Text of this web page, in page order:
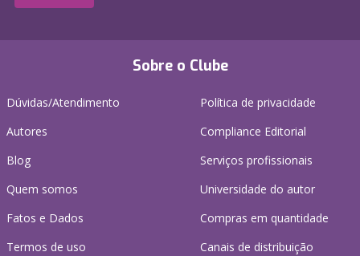
Sobre o Clube
Dúvidas/Atendimento
Autores
Blog
Quem somos
Fatos e Dados
Termos de uso
Política de privacidade
Compliance Editorial
Serviços profissionais
Universidade do autor
Compras em quantidade
Canais de distribuição